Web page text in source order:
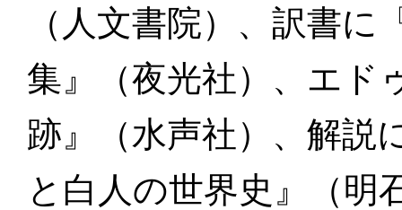
（人文書院）、訳書
集』（夜光社）、エド
跡』（水声社）、解説
と白人の世界史』（明